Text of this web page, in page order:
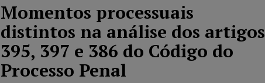
Momentos processuais
distintos na análise dos artigos
395, 397 e 386 do Código do
Processo Penal